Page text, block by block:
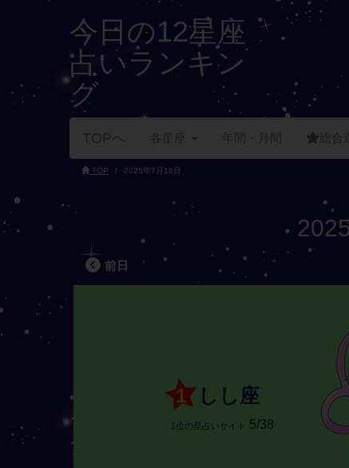
今日の12星座
占いランキン
グ
TOPへ 各星座 年間・月間 総合運
TOP 2025年7月18日
前日
1 しし座
1位の星占いサイト 5/38